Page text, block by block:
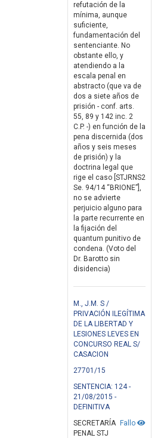
refutación de la
mínima, aunque
suficiente,
fundamentación del
sentenciante. No
obstante ello, y
atendiendo a la
escala penal en
abstracto (que va de
dos a siete años de
prisión - conf. arts.
55, 89 y 142 inc. 2
C.P. -) en función de la
pena discernida (dos
años y seis meses
de prisión) y la
doctrina legal que
rige el caso [STJRNS2
Se. 94/14 “BRIONE”],
no se advierte
perjuicio alguno para
la parte recurrente en
la fijación del
quantum punitivo de
condena. (Voto del
Dr. Barotto sin
disidencia)
M., J.M. S /
PRIVACIÓN ILEGÍTIMA
DE LA LIBERTAD Y
LESIONES LEVES EN
CONCURSO REAL S/
CASACION
27701/15
SENTENCIA: 124 -
21/08/2015 -
DEFINITIVA
Fallo
SECRETARÍA
PENAL STJ